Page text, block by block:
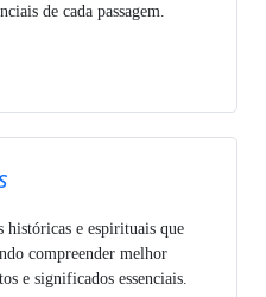
de cada passagem.
históricas e espirituais que
compreender melhor
e significados essenciais.